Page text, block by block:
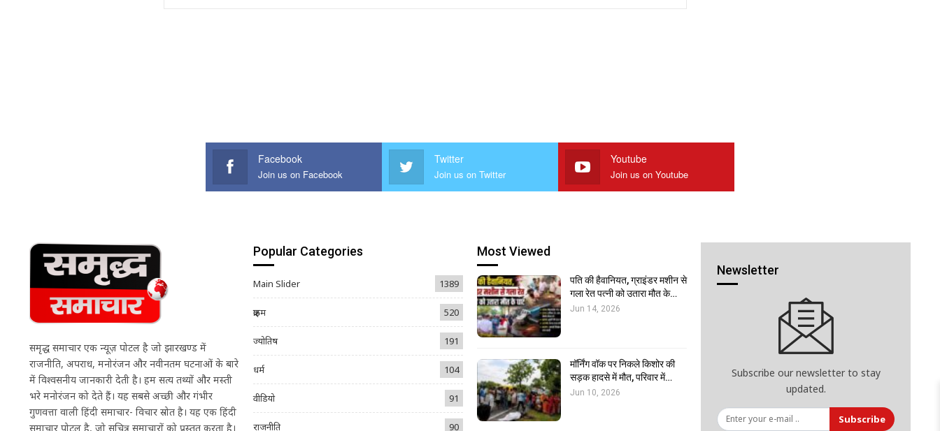
Facebook
Join us on Facebook
Twitter
Join us on Twitter
Youtube
Join us on Youtube
समृद्ध समाचार एक न्यूज़ पोर्टल है जो झारखण्ड में
राजनीति, अपराध, मनोरंजन और नवीनतम घटनाओं के बारे
में विश्वसनीय जानकारी देती है। हम सत्य तथ्यों और मस्ती
भरे मनोरंजन को देते हैं। यह सबसे अच्छी और गंभीर
गुणवत्ता वाली हिंदी समाचार- विचार स्रोत है। यह एक हिंदी
समाचार पोर्टल है, जो सचित्र समाचारों को प्रस्तुत करता है।
Popular Categories
Main Slider 1389
क्राइम 520
ज्योतिष 191
धर्म 104
वीडियो 91
राजनीति 90
Most Viewed
पति की हैवानियत, ग्राइंडर मशीन से
गला रेत पत्नी को उतारा मौत के…
Jun 14, 2026
मॉर्निंग वॉक पर निकले किशोर की
सड़क हादसे में मौत, परिवार में…
Jun 10, 2026
Newsletter
Subscribe our newsletter to stay
updated.
Subscribe